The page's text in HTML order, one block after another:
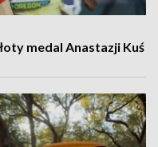
medal Anastazji Kuś